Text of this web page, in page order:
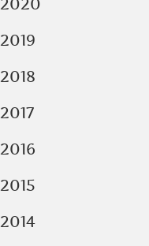
2020
2019
2018
2017
2016
2015
2014